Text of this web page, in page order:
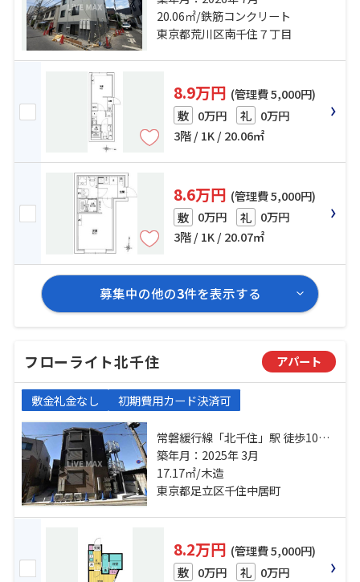
荒川線「三ノ輪橋」駅 徒歩12分
20.06㎡/鉄筋コンクリート
東京都荒川区南千住７丁目
8.9万円 (管理費 5,000円)
敷 0万円 礼 0万円
3階 / 1K / 20.06㎡
8.6万円 (管理費 5,000円)
敷 0万円 礼 0万円
3階 / 1K / 20.07㎡
募集中の他の3件を表示する
フローライト北千住 アパート
敷金礼金なし 初期費用カード決済可
常磐緩行線「北千住」駅 徒歩10分
京成本線「千住大橋」駅 徒歩9分 東
武伊勢崎線「牛田」駅 徒歩19分
築年月：2025年 3月
17.17㎡/木造
東京都足立区千住中居町
8.2万円 (管理費 5,000円)
敷 0万円 礼 0万円